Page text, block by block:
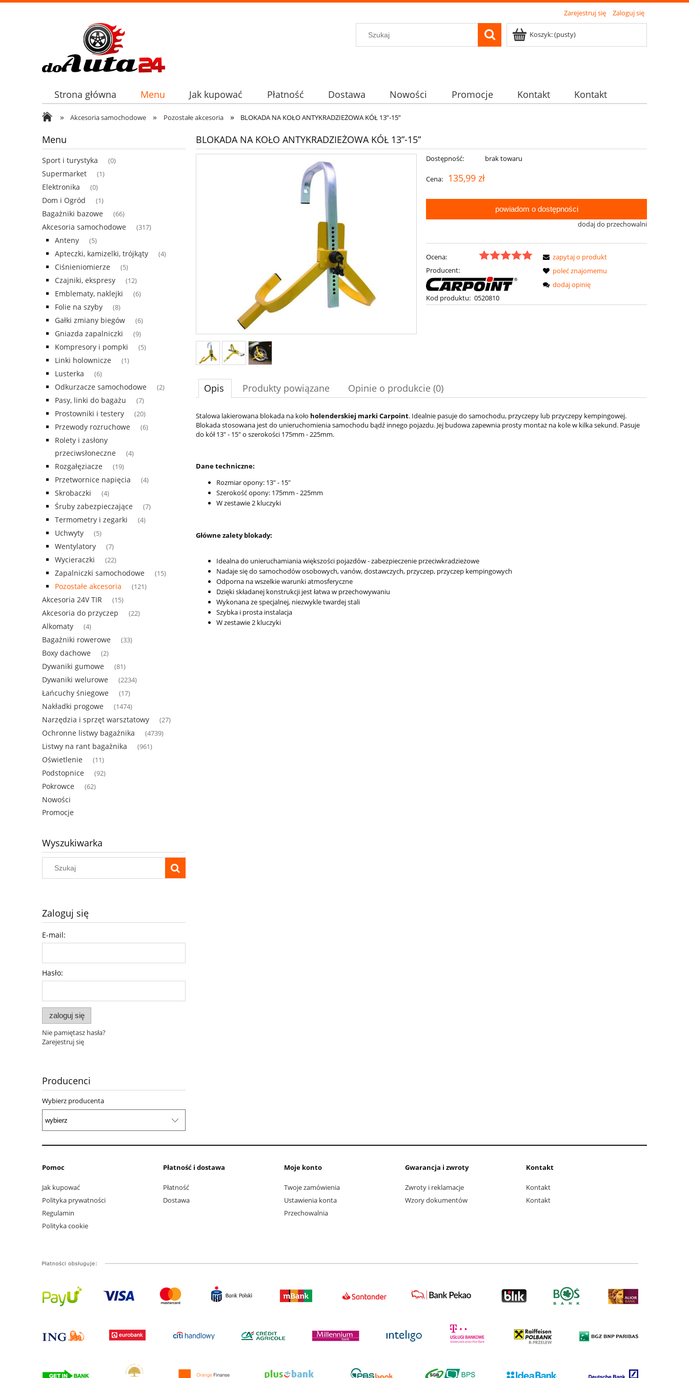
Zarejestruj się Zaloguj się
Koszyk:(pusty)
Strona główna Menu Jak kupować Płatność Dostawa Nowości Promocje Kontakt Kontakt
» Akcesoria samochodowe » Pozostałe akcesoria » BLOKADA NA KOŁO ANTYKRADZIEŻOWA KÓŁ 13”-15”
Menu
Sport i turystyka (0)
Supermarket (1)
Elektronika (0)
Dom i Ogród (1)
Bagażniki bazowe (66)
Akcesoria samochodowe (317)
Anteny (5)
Apteczki, kamizelki, trójkąty (4)
Ciśnieniomierze (5)
Czajniki, ekspresy (12)
Emblematy, naklejki (6)
Folie na szyby (8)
Gałki zmiany biegów (6)
Gniazda zapalniczki (9)
Kompresory i pompki (5)
Linki holownicze (1)
Lusterka (6)
Odkurzacze samochodowe (2)
Pasy, linki do bagażu (7)
Prostowniki i testery (20)
Przewody rozruchowe (6)
Rolety i zasłony
przeciwsłoneczne
(4)
Rozgałęziacze (19)
Przetwornice napięcia (4)
Skrobaczki (4)
Śruby zabezpieczające (7)
Termometry i zegarki (4)
Uchwyty (5)
Wentylatory (7)
Wycieraczki (22)
Zapalniczki samochodowe (15)
Pozostałe akcesoria (121)
Akcesoria 24V TIR (15)
Akcesoria do przyczep (22)
Alkomaty (4)
Bagażniki rowerowe (33)
Boxy dachowe (2)
Dywaniki gumowe (81)
Dywaniki welurowe (2234)
Łańcuchy śniegowe (17)
Nakładki progowe (1474)
Narzędzia i sprzęt warsztatowy (27)
Ochronne listwy bagażnika (4739)
Listwy na rant bagażnika (961)
Oświetlenie (11)
Podstopnice (92)
Pokrowce (62)
Nowości
Promocje
Wyszukiwarka
Zaloguj się
E-mail:
Hasło:
zaloguj się
Nie pamiętasz hasła?
Zarejestruj się
Producenci
Wybierz producenta
BLOKADA NA KOŁO ANTYKRADZIEŻOWA KÓŁ 13”-15”
Dostępność: brak towaru
Cena: 135,99 zł
powiadom o dostępności
dodaj do przechowalni
Ocena:
Producent:
Kod produktu: 0520810
zapytaj o produkt
poleć znajomemu
dodaj opinię
Opis Produkty powiązane Opinie o produkcie (0)
Stalowa lakierowana blokada na koło holenderskiej marki Carpoint. Idealnie pasuje do samochodu, przyczepy lub przyczepy kempingowej.
Blokada stosowana jest do unieruchomienia samochodu bądź innego pojazdu. Jej budowa zapewnia prosty montaż na kole w kilka sekund. Pasuje
do kół 13" - 15" o szerokości 175mm - 225mm.
Dane techniczne:
Rozmiar opony: 13" - 15"
Szerokość opony: 175mm - 225mm
W zestawie 2 kluczyki
Główne zalety blokady:
Idealnado unieruchamianiawiększości pojazdów - zabezpieczenie przeciwkradzieżowe
Nadaje się do samochodów osobowych, vanów, dostawczych, przyczep, przyczep kempingowych
Odporna na wszelkie warunki atmosferyczne
Dzięki składanej konstrukcji jest łatwa w przechowywaniu
Wykonana ze specjalnej, niezwykle twardej stali
Szybka i prosta instalacja
W zestawie 2 kluczyki
Pomoc
Jak kupować
Polityka prywatności
Regulamin
Polityka cookie
Płatność i dostawa
Płatność
Dostawa
Moje konto
Twoje zamówienia
Ustawienia konta
Przechowalnia
Gwarancja i zwroty
Zwroty i reklamacje
Wzory dokumentów
Kontakt
Kontakt
Kontakt